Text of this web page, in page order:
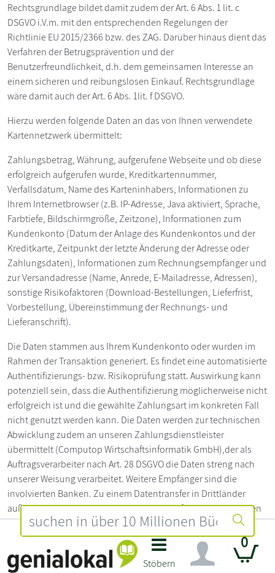
Stöbern
0
Rechtsgrundlage bildet damit zudem der Art. 6 Abs. 1 lit. c
DSGVO i.V.m. mit den entsprechenden Regelungen der
Richtlinie EU 2015/2366 bzw. des ZAG. Darüber hinaus dient das
Verfahren der Betrugsprävention und der
Benutzerfreundlichkeit, d.h. dem gemeinsamen Interesse an
einem sicheren und reibungslosen Einkauf. Rechtsgrundlage
wäre damit auch der Art. 6 Abs. 1lit. f DSGVO.
Hierzu werden folgende Daten an das von Ihnen verwendete
Kartennetzwerk übermittelt:
Zahlungsbetrag, Währung, aufgerufene Webseite und ob diese
erfolgreich aufgerufen wurde, Kreditkartennummer,
Verfallsdatum, Name des Karteninhabers, Informationen zu
Ihrem Internetbrowser (z.B. IP-Adresse, Java aktiviert, Sprache,
Farbtiefe, Bildschirmgröße, Zeitzone), Informationen zum
Kundenkonto (Datum der Anlage des Kundenkontos und der
Kreditkarte, Zeitpunkt der letzte Änderung der Adresse oder
Zahlungsdaten), Informationen zum Rechnungsempfänger und
zur Versandadresse (Name, Anrede, E-Mailadresse, Adressen),
sonstige Risikofaktoren (Download-Bestellungen, Lieferfrist,
Vorbestellung, Übereinstimmung der Rechnungs- und
Lieferanschrift).
Die Daten stammen aus Ihrem Kundenkonto oder wurden im
Rahmen der Transaktion generiert. Es findet eine automatisierte
Authentifizierungs- bzw. Risikoprüfung statt. Auswirkung kann
potenziell sein, dass die Authentifizierung möglicherweise nicht
erfolgreich ist und die gewählte Zahlungsart im konkreten Fall
nicht genutzt werden kann. Die Daten werden zur technischen
Abwicklung zudem an unseren Zahlungsdienstleister
übermittelt (Computop Wirtschaftsinformatik GmbH),der als
Auftragsverarbeiter nach Art. 28 DSGVO die Daten streng nach
unserer Weisung verarbeitet. Weitere Empfänger sind die
involvierten Banken. Zu einem Datentransfer in Drittländer
außerhalb der EU kann es nur kommen, sofern die involvierten
Banken in Drittländern ansässig sind. Wir haben mit Computop
folgende Löschfristen vereinbart: Computop Paygate
Datenbank und Computop Analytics: Löschung von
Zahlungstransaktionen nach Ablauf von 12 Monaten;